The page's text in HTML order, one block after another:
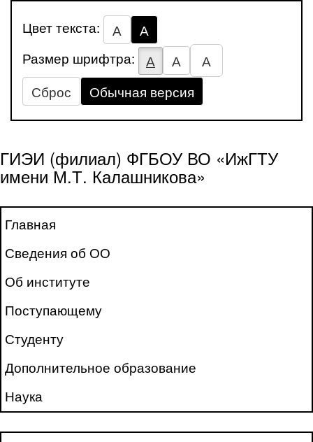
Цвет текста: А
А
Размер шрифтра:
А А
А
Сброс
Обычная версия
ГИЭИ (филиал) ФГБОУ ВО «ИжГТУ
имени М.Т. Калашникова»
Главная
Сведения об ОО
Об институте
Поступающему
Студенту
Дополнительное образование
Наука